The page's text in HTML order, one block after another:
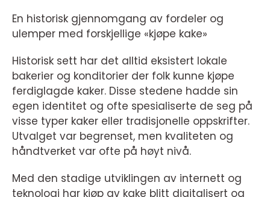
En historisk gjennomgang av fordeler og
ulemper med forskjellige «kjøpe kake»
Historisk sett har det alltid eksistert lokale
bakerier og konditorier der folk kunne kjøpe
ferdiglagde kaker. Disse stedene hadde sin
egen identitet og ofte spesialiserte de seg på
visse typer kaker eller tradisjonelle oppskrifter.
Utvalget var begrenset, men kvaliteten og
håndtverket var ofte på høyt nivå.
Med den stadige utviklingen av internett og
teknologi har kjøp av kake blitt digitalisert og